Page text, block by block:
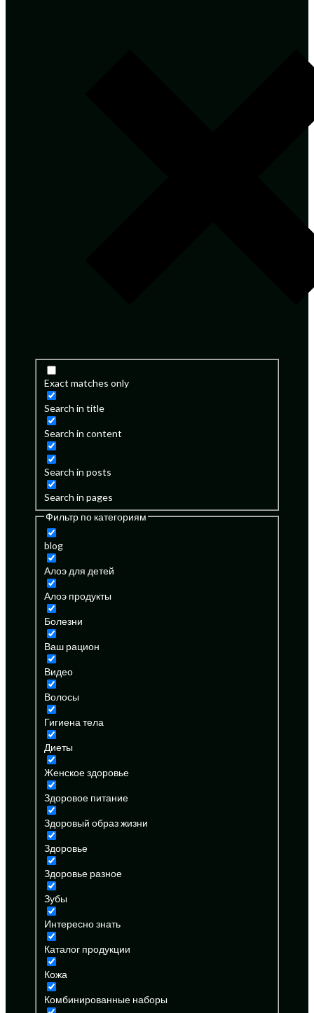
Exact matches only
Search in title
Search in content
Search in posts
Search in pages
Фильтр по категориям
blog
Алоэ для детей
Алоэ продукты
Болезни
Ваш рацион
Видео
Волосы
Гигиена тела
Диеты
Женское здоровье
Здоровое питание
Здоровый образ жизни
Здоровье
Здоровье разное
Зубы
Интересно знать
Каталог продукции
Кожа
Комбинированные наборы